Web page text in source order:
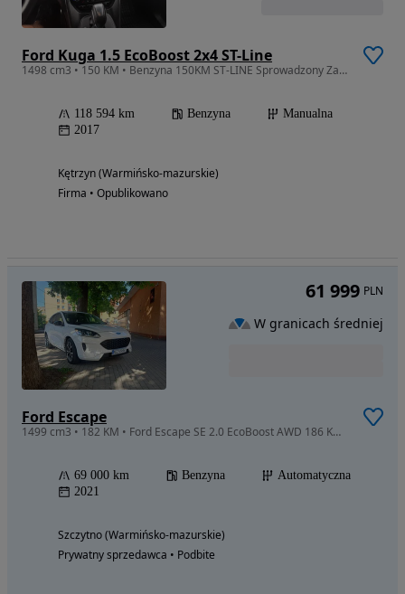
Ford Kuga 1.5 EcoBoost 2x4 ST-Line
1498 cm3 • 150 KM • Benzyna 150KM ST-LINE Sprowadzony Zarejestrowany
118 594 km Benzyna
Manualna
2017
Kętrzyn (Warmińsko-mazurskie)
Firma • Opublikowano
Ford Escape
1499 cm3 • 182 KM • Ford Escape SE 2.0 EcoBoost AWD 186 KM | 2022 | 69 000 km |
69 000 km Benzyna
Automatyczna
2021
Szczytno (Warmińsko-mazurskie)
Prywatny sprzedawca • Podbite
61 999 PLN
W granicach średniej